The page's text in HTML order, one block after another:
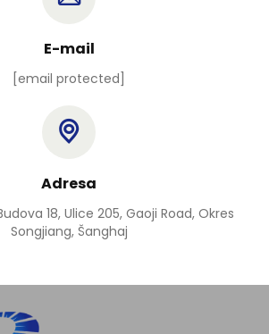
E-mail
[email protected]
Adresa
18, Ulice 205, Gaoji Road, Okres
Songjiang, Šanghaj